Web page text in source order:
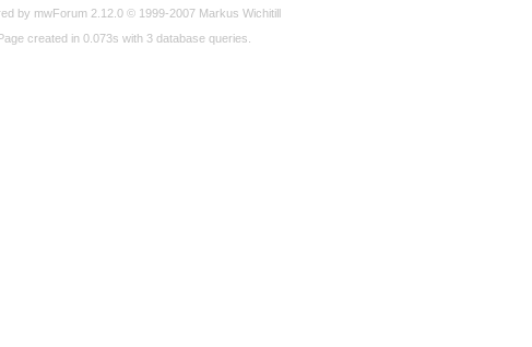
by mwForum 2.12.0 © 1999-2007 Markus Wichitill
created in 0.073s with 3 database queries.